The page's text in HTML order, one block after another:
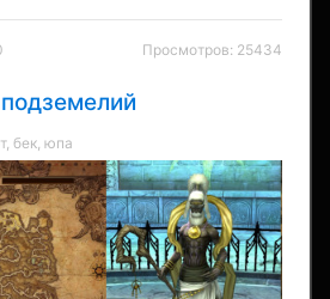
Просмотров: 25434
бек, юпа